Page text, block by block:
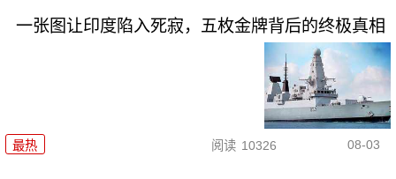
一张图让印度陷入死寂，五枚金牌背后的终极真相
最热 阅读 10326 08-03